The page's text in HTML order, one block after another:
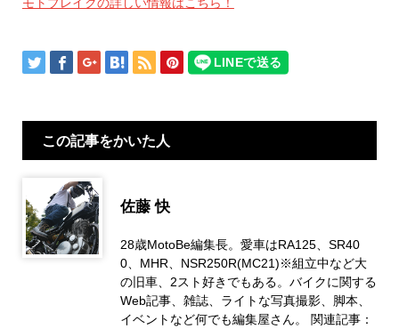
この記事をかいた人
佐藤 快
28歳MotoBe編集長。愛車はRA125、SR40
0、MHR、NSR250R(MC21)※組立中など大
の旧車、2スト好きでもある。バイクに関する
Web記事、雑誌、ライトな写真撮影、脚本、
イベントなど何でも編集屋さん。 関連記事：